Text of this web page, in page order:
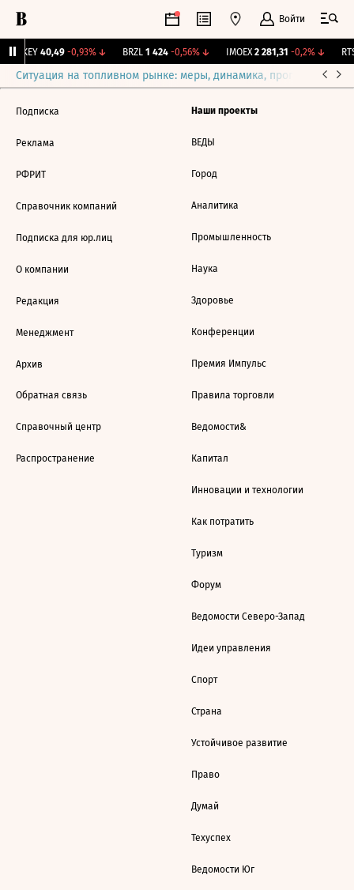
Войти
OKEY 40,49 -0,93%↓ BRZL 1 424 -0,56%↓ IMOEX 2 281,31 -0,2%↓
Ситуация на топливном рынке: меры, динамика, прогнозы
Подписка
Реклама
РФРИТ
Справочник компаний
Подписка для юр.лиц
О компании
Редакция
Менеджмент
Архив
Обратная связь
Справочный центр
Распространение
Наши проекты
ВЕДЫ
Город
Аналитика
Промышленность
Наука
Здоровье
Конференции
Премия Импульс
Правила торговли
Ведомости&
Капитал
Инновации и технологии
Как потратить
Туризм
Форум
Ведомости Северо-Запад
Идеи управления
Спорт
Страна
Устойчивое развитие
Право
Думай
Техуспех
Ведомости Юг